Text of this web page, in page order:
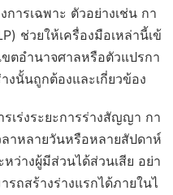
ารเฉพาะ ตัวอย่างเช่น กา
ช่วยให้เครื่องมือเหล่านี้เข้
ตอำนาจศาลหรือตัวแปรกา
งนั้นถูกต้องและเกี่ยวข้อง
เร่งระยะการร่างสัญญา กา
าหลายวันหรือหลายสัปดาห์
ว่างผู้มีส่วนได้ส่วนเสีย อย่า
ถสร้างร่างแรกได้ภายในไ